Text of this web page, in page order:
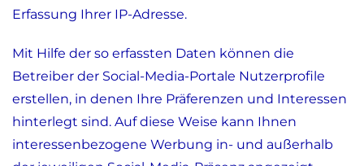
Erfassung Ihrer IP-Adresse.
Mit Hilfe der so erfassten Daten können die
Betreiber der Social-Media-Portale Nutzerprofile
erstellen, in denen Ihre Präferenzen und Interessen
hinterlegt sind. Auf diese Weise kann Ihnen
interessenbezogene Werbung in- und außerhalb